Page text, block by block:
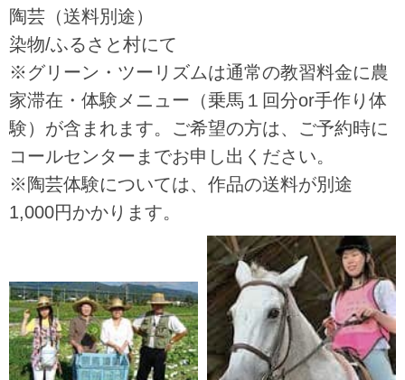
陶芸（送料別途）
染物/ふるさと村にて
※グリーン・ツーリズムは通常の教習料金に農
家滞在・体験メニュー（乗馬１回分or手作り体
験）が含まれます。ご希望の方は、ご予約時に
コールセンターまでお申し出ください。
※陶芸体験については、作品の送料が別途
1,000円かかります。